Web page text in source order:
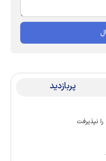
پربازدید